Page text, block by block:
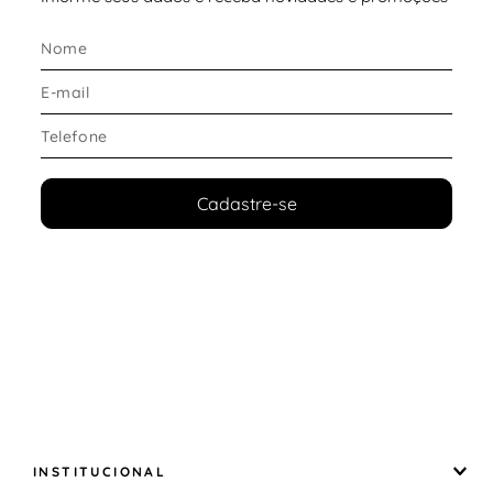
Conforto e ajuste
Cós elástico com cordão interno, permitindo
ajuste personalizado
Estrutura leve que acompanha os movimentos
Ajuste confortável para uso diário
Cadastre-se
INSTITUCIONAL